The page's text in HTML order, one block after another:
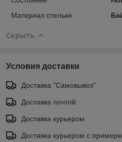
Материал стельки
Скрыть
Условия доставки
Доставка "Самовывоз"
Доставка почтой
Доставка курьером
Доставка курьером с